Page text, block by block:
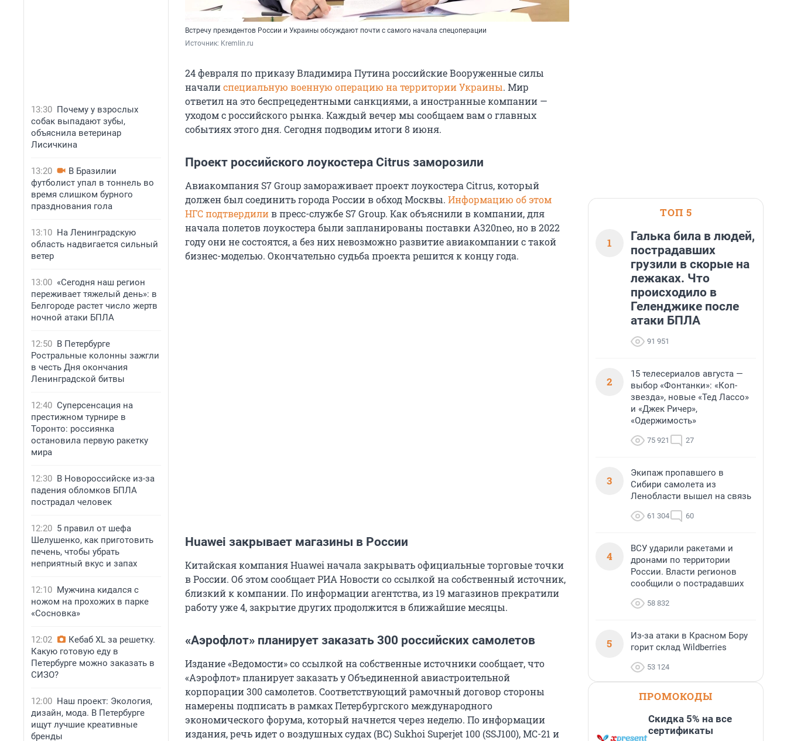
13:30 Почему у взрослых
собак выпадают зубы,
объяснила ветеринар
Лисичкина
13:20
В Бразилии
футболист упал в тоннель во
время слишком бурного
празднования гола
13:10 На Ленинградскую
область надвигается сильный
ветер
13:00 «Сегодня наш регион
переживает тяжелый день»: в
Белгороде растет число жертв
ночной атаки БПЛА
12:50 В Петербурге
Ростральные колонны зажгли
в честь Дня окончания
Ленинградской битвы
12:40 Суперсенсация на
престижном турнире в
Торонто: россиянка
остановила первую ракетку
мира
12:30 В Новороссийске из-за
падения обломков БПЛА
пострадал человек
12:20 5 правил от шефа
Шелушенко, как приготовить
печень, чтобы убрать
неприятный вкус и запах
12:10 Мужчина кидался с
ножом на прохожих в парке
«Сосновка»
12:02
Кебаб XL за решетку.
Какую готовую еду в
Петербурге можно заказать в
СИЗО?
12:00 Наш проект: Экология,
дизайн, мода. В Петербурге
ищут лучшие креативные
бренды
Встречу президентов России и Украины обсуждают почти с самого начала спецоперации
Источник: Kremlin.ru
24 февраля по приказу Владимира Путина российские Вооруженные силы
началиспециальную военную операцию на территории Украины. Мир
ответил на это беспрецедентными санкциями, а иностранные компании —
уходом с российского рынка. Каждый вечер мы сообщаем вам о главных
событиях этого дня. Сегодня подводим итоги 8 июня.
Проект российского лоукостера Citrus заморозили
Авиакомпания S7 Group замораживает проект лоукостера Citrus, который
должен был соединить города России в обход Москвы. Информацию об этом
НГС подтвердилив пресс-службе S7 Group. Как объяснили в компании, для
начала полетов лоукостера были запланированы поставки А320neo, но в 2022
году они не состоятся, а без них невозможно развитие авиакомпании с такой
бизнес-моделью. Окончательно судьба проекта решится к концу года.
Huawei закрывает магазины в России
Китайская компания Huawei начала закрывать официальные торговые точки
в России. Об этом сообщает РИА Новости со ссылкой на собственный источник,
близкий к компании. По информации агентства, из 19 магазинов прекратили
работу уже 4, закрытие других продолжится в ближайшие месяцы.
«Аэрофлот» планирует заказать 300 российских самолетов
Издание «Ведомости» со ссылкой на собственные источники сообщает, что
«Аэрофлот» планирует заказать у Объединенной авиастроительной
корпорации 300 самолетов. Соответствующий рамочный договор стороны
намерены подписать в рамках Петербургского международного
экономического форума, который начнется через неделю. По информации
издания, речь идет о воздушных судах (ВС) Sukhoi Superjet 100 (SSJ100), МС-21 и
ТОП 5
1
Галька била в людей,
пострадавших
грузили в скорые на
лежаках. Что
происходило в
Геленджике после
атаки БПЛА
91 951
2
15 телесериалов августа —
выбор «Фонтанки»: «Коп-
звезда», новые «Тед Лассо»
и «Джек Ричер»,
«Одержимость»
75 921 27
3
Экипаж пропавшего в
Сибири самолета из
Ленобласти вышел на связь
61 304 60
4
ВСУ ударили ракетами и
дронами по территории
России. Власти регионов
сообщили о пострадавших
58 832
5
Из-за атаки в Красном Бору
горит склад Wildberries
53 124
ПРОМОКОДЫ
Скидка 5% на все
сертификаты